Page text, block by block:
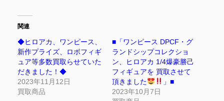
関連
◆ヒロアカ、ワンピース、
新作プライズ、ロボフィギ
ュア等多数買取らせていた
だきました！◆
2023年11月12日
買取商品
■「ワンピース DPCF・グ
ランドシップコレクショ
ン、ヒロアカ 1/4爆豪勝己
フィギュアを 買取させて
頂きました
」■
2023年10月7日